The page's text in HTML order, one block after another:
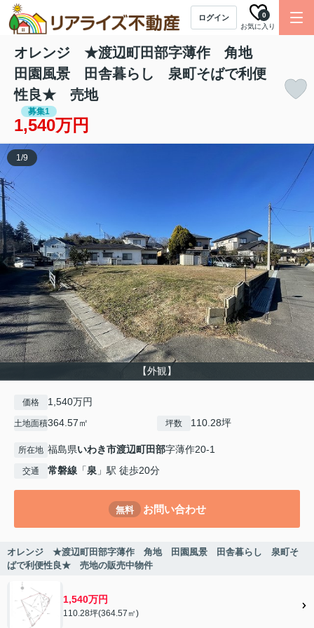
ログイン
お気に入り
0
オレンジ ★渡辺町田部字薄作 角地
田園風景 田舎暮らし 泉町そばで利便
性良★ 売地
募集1
1,540万円
【外観】
1/9
価格 1,540万円
土地面積364.57㎡ 坪数 110.28坪
所在地 福島県いわき市渡辺町田部字薄作20-1
交通 常磐線 「泉 」駅 徒歩20分
無料 お問い合わせ
オレンジ ★渡辺町田部字薄作 角地 田園風景 田舎暮らし 泉町そ
ばで利便性良★ 売地の販売中物件
1,540万円
110.28坪(364.57㎡)